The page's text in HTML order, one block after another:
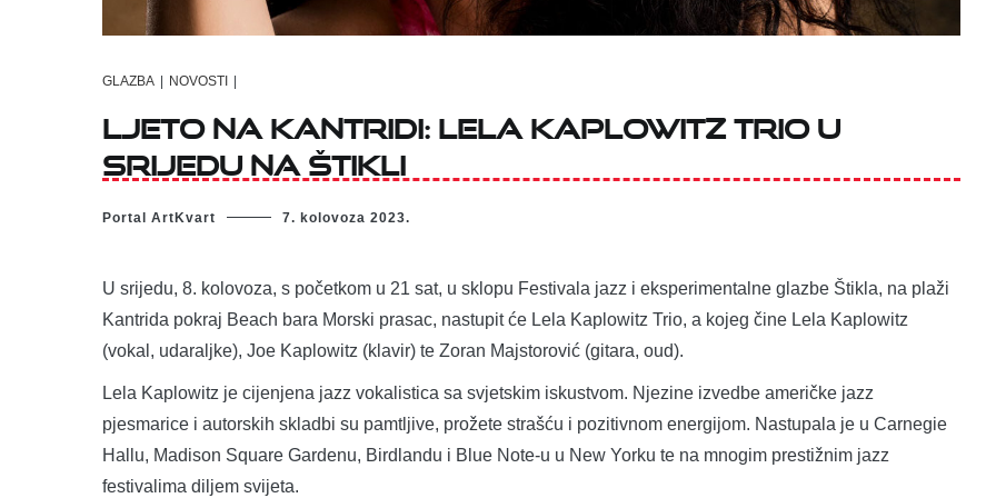
GLAZBA NOVOSTI
Ljeto na Kantridi: Lela Kaplowitz Trio u
srijedu na Štikli
Portal ArtKvart 7. kolovoza 2023.
U srijedu, 8. kolovoza, s početkom u 21 sat, u sklopu Festivala jazz i eksperimentalne glazbe Štikla, na plaži
Kantrida pokraj Beach bara Morski prasac, nastupit će Lela Kaplowitz Trio, a kojeg čine Lela Kaplowitz
(vokal, udaraljke), Joe Kaplowitz (klavir) te Zoran Majstorović (gitara, oud).
Lela Kaplowitz je cijenjena jazz vokalistica sa svjetskim iskustvom. Njezine izvedbe američke jazz
pjesmarice i autorskih skladbi su pamtljive, prožete strašću i pozitivnom energijom. Nastupala je u Carnegie
Hallu, Madison Square Gardenu, Birdlandu i Blue Note-u u New Yorku te na mnogim prestižnim jazz
festivalima diljem svijeta.